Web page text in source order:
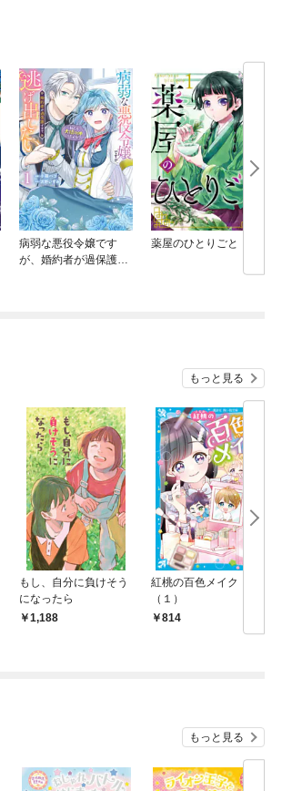
病弱な悪役令嬢です
が、婚約者が過保護す
薬屋のひとりごと
もっと見る
もし、自分に負けそう
になったら
1,188
紅桃の百色メイク
（１）
814
もっと見る